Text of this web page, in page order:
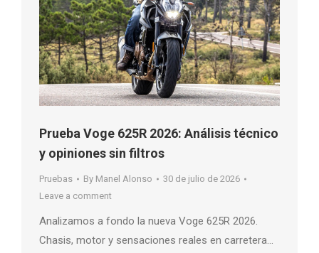
Prueba Voge 625R 2026: Análisis técnico
y opiniones sin filtros
Pruebas By Manel Alonso
30 de julio de 2026
Leave a comment
Analizamos a fondo la nueva Voge 625R 2026.
Chasis, motor y sensaciones reales en carretera…